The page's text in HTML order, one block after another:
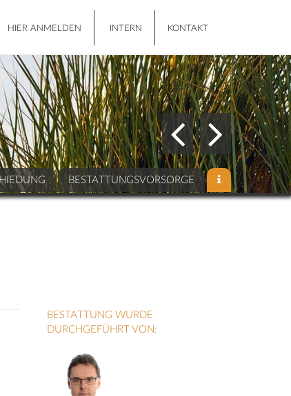
HIER ANMELDEN INTERN KONTAKT
BESTATTUNGSVORSORGE
BESTATTUNG WURDE
DURCHGEFÜHRT VON: